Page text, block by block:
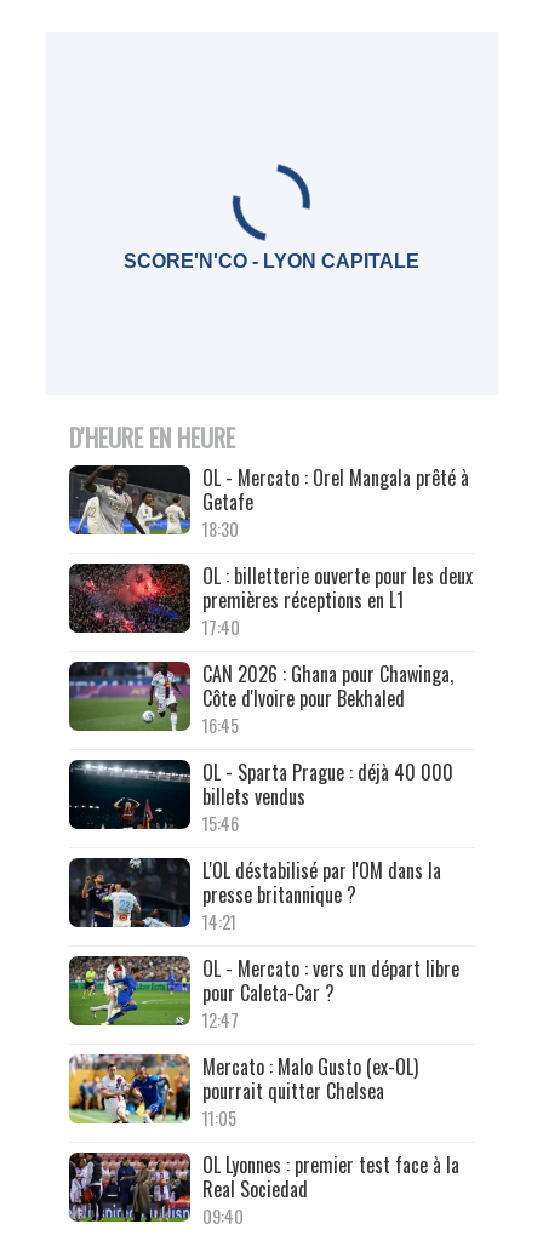
SCORE'N'CO - LYON CAPITALE
D'HEURE EN HEURE
OL - Mercato : Orel Mangala prêté à
Getafe
18:30
OL : billetterie ouverte pour les deux
premières réceptions en L1
17:40
CAN 2026 : Ghana pour Chawinga,
Côte d'Ivoire pour Bekhaled
16:45
OL - Sparta Prague : déjà 40 000
billets vendus
15:46
L'OL déstabilisé par l'OM dans la
presse britannique ?
14:21
OL - Mercato : vers un départ libre
pour Caleta-Car ?
12:47
Mercato : Malo Gusto (ex-OL)
pourrait quitter Chelsea
11:05
OL Lyonnes : premier test face à la
Real Sociedad
09:40